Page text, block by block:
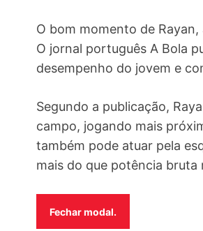
at
s
A
p
p
e
gr
a
m
c
e
b
o
o
k
ai
l
O bom momento de
O jornal português A Bola
desempenho do jovem e
Segundo a publicação,
campo, jogando mais
também pode atuar pela
mais do que potência bruta
Fechar modal.